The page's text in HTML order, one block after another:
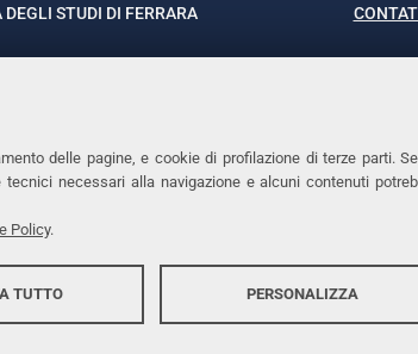
delle pagine, e cookie di profilazione di terze parti.
necessari alla navigazione e alcuni contenuti
Policy.
TUTTO PERSONALIZZA
DEGLI STUDI DI FERRARA
Laura Ramaciotti
Tel.